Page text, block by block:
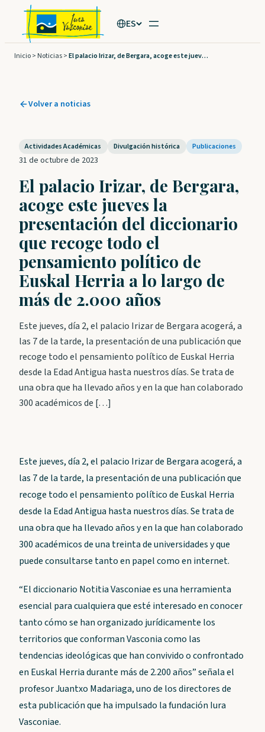
Saltar
contenido
ES
Inicio> Noticias> El palacio Irizar, de Bergara, acoge este jueves la presentación del diccionario que recoge todo el pensamiento político de Euskal Herria a lo largo de más de 2.000 años
Volver a noticias
Actividades Académicas Divulgación histórica Publicaciones
31 de octubre de 2023
El palacio Irizar, de Bergara,
acoge este jueves la
presentación del diccionario
que recoge todo el
pensamiento político de
Euskal Herria a lo largo de
más de 2.000 años
Este jueves, día 2, el palacio Irizar de Bergara acogerá, a
las 7 de la tarde, la presentación de una publicación que
recoge todo el pensamiento político de Euskal Herria
desde la Edad Antigua hasta nuestros días. Se trata de
una obra que ha llevado años y en la que han colaborado
300 académicos de […]
Este jueves, día 2, el palacio Irizar de Bergara acogerá, a
las 7 de la tarde, la presentación de una publicación que
recoge todo el pensamiento político de Euskal Herria
desde la Edad Antigua hasta nuestros días. Se trata de
una obra que ha llevado años y en la que han colaborado
300 académicos de una treinta de universidades y que
puede consultarse tanto en papel como en internet.
“El diccionario Notitia Vasconiae es una herramienta
esencial para cualquiera que esté interesado en conocer
tanto cómo se han organizado jurídicamente los
territorios que conforman Vasconia como las
tendencias ideológicas que han convivido o confrontado
en Euskal Herria durante más de 2.200 años” señala el
profesor Juantxo Madariaga, uno de los directores de
esta publicación que ha impulsado la fundación Iura
Vasconiae.